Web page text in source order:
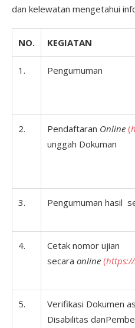
dan kelewatan mengetahui
NO. KEGIATAN
1. Pengumuman
2. Pendaftaran Online (
unggah Dokuman
3. Pengumuman hasil
4.
Cetak nomor ujian
secara online (
5.
Verifikasi Dokumen
Disabilitas